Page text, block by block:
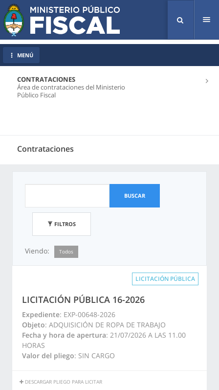
CONTRATACIONES
Área de contrataciones del Ministerio
Público Fiscal
Contrataciones
MENÚ
BUSCAR
FILTROS
Viendo: Todos
LICITACIÓN PÚBLICA
LICITACIÓN PÚBLICA 16-2026
Expediente: EXP-00648-2026
Objeto: ADQUISICIÓN DE ROPA DE TRABAJO
Fecha y hora de apertura: 21/07/2026 A LAS 11.00
HORAS
Valor del pliego: SIN CARGO
DESCARGAR PLIEGO PARA LICITAR